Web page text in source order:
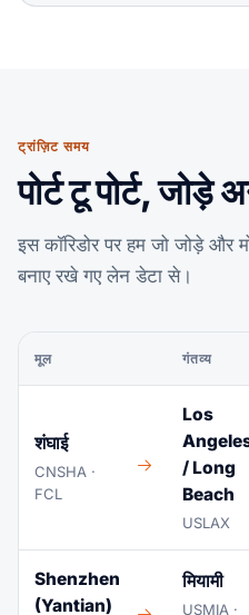
ट्रांज़िट समय
पोर्ट टू पोर्ट, जोड़े
इस कॉरिडोर पर हम जो जोड़े और
बनाए रखे गए लेन डेटा से।
मूल गंतव्य
शंघाई
CNSHA ·
FCL
Los
/ Long
Beach
USLAX
Shenzhen
(Yantian)
मियामी
USMIA ·